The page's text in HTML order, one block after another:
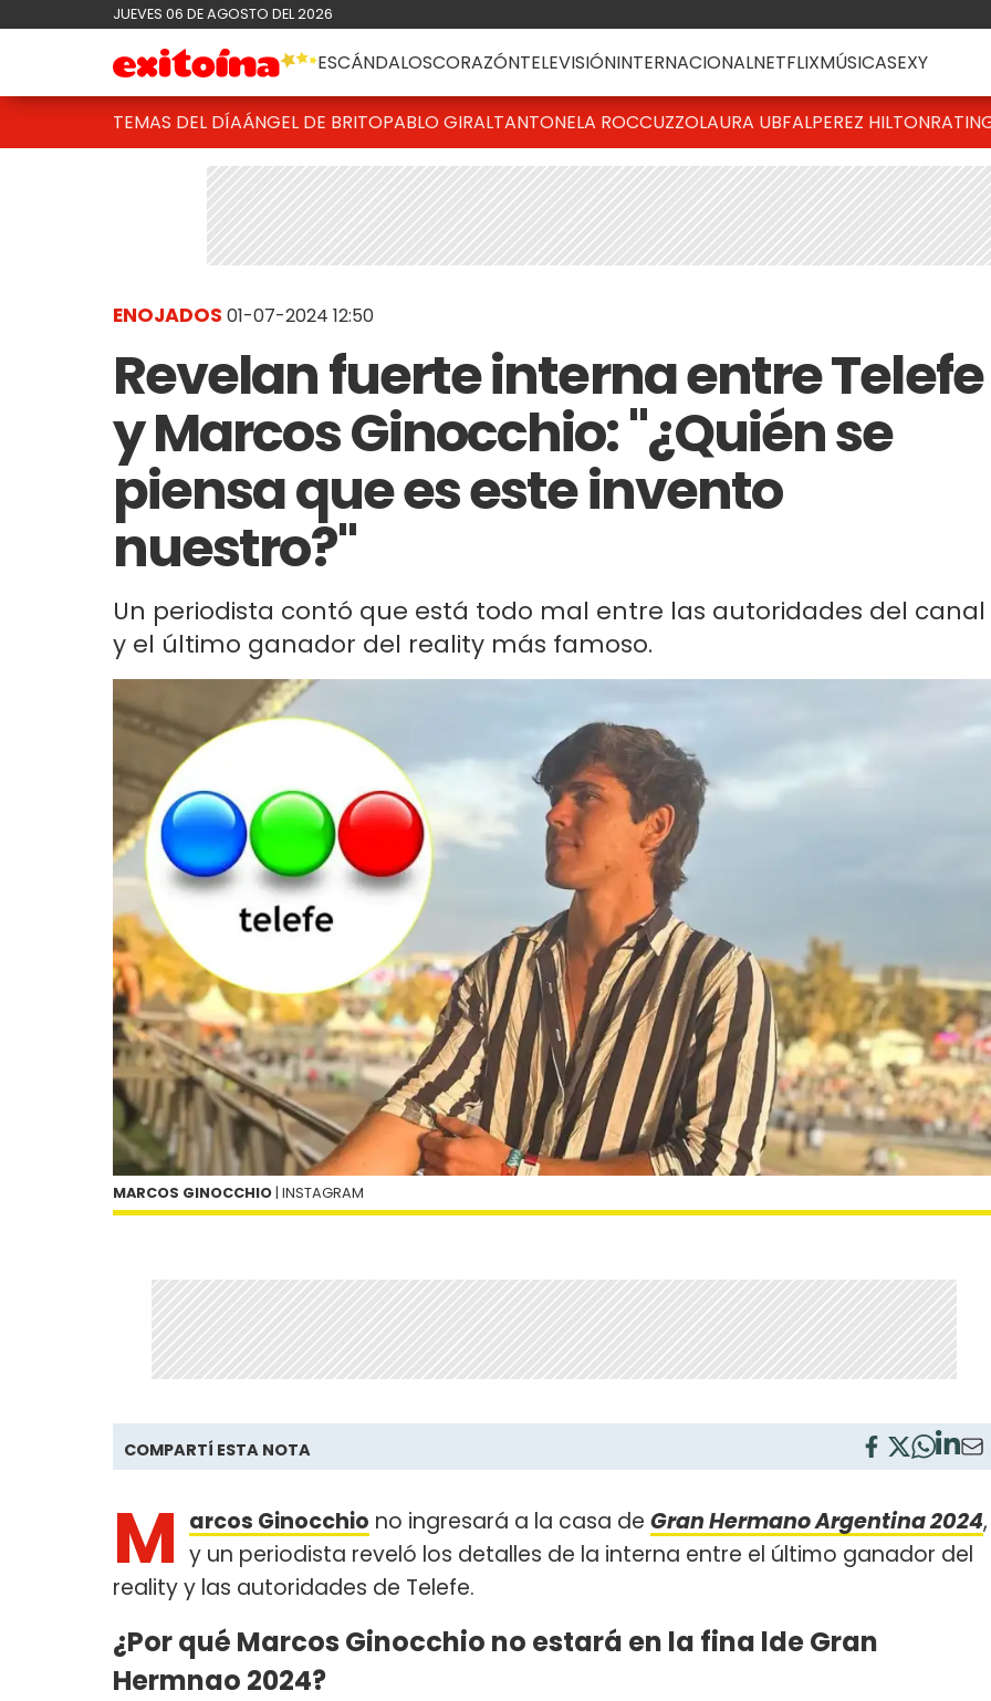
JUEVES 06 DE AGOSTO DEL 2026
ESCÁNDALOSCORAZÓNTELEVISIÓNINTERNACIONALNETFLIXMÚSICASEXY
TEMAS DEL DÍAÁNGEL DE BRITOPABLO GIRALTANTONELA ROCCUZZOLAURA UBFALPEREZ HILTON
ENOJADOS 01-07-2024 12:50
Revelan fuerte interna entre Telefe
y Marcos Ginocchio: "¿Quién se
piensa que es este invento
nuestro?"
Un periodista contó que está todo mal entre las autoridades del canal
y el último ganador del reality más famoso.
MARCOS GINOCCHIO | INSTAGRAM
COMPARTÍ ESTA NOTA
M arcos Ginocchio no ingresará a la casa de Gran Hermano Argentina 2024,
y un periodista reveló los detalles de la interna entre el último ganador del
reality y las autoridades de Telefe.
¿Por qué Marcos Ginocchio no estará en la fina lde Gran
Hermnao 2024?